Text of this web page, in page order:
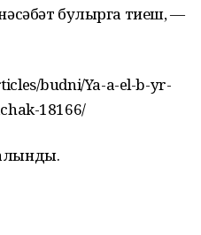
булырга тиеш, —
budni/Ya-a-el-b-yr-
18166/